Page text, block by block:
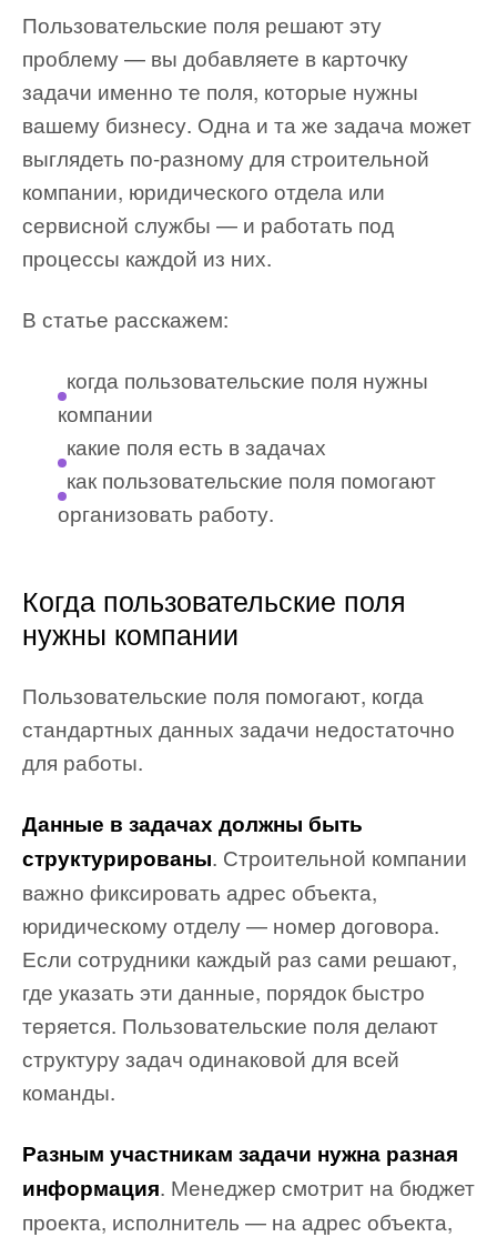
Пользовательские поля решают эту
проблему — вы добавляете в карточку
задачи именно те поля, которые нужны
вашему бизнесу. Одна и та же задача может
выглядеть по-разному для строительной
компании, юридического отдела или
сервисной службы — и работать под
процессы каждой из них.
В статье расскажем:
когда пользовательские поля нужны
компании
какие поля есть в задачах
как пользовательские поля помогают
организовать работу.
Когда пользовательские поля
нужны компании
Пользовательские поля помогают, когда
стандартных данных задачи недостаточно
для работы.
Данные в задачах должны быть
структурированы. Строительной компании
важно фиксировать адрес объекта,
юридическому отделу — номер договора.
Если сотрудники каждый раз сами решают,
где указать эти данные, порядок быстро
теряется. Пользовательские поля делают
структуру задач одинаковой для всей
команды.
Разным участникам задачи нужна разная
информация. Менеджер смотрит на бюджет
проекта, исполнитель — на адрес объекта,